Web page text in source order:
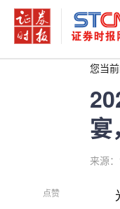
您当前
宴
来源
点赞